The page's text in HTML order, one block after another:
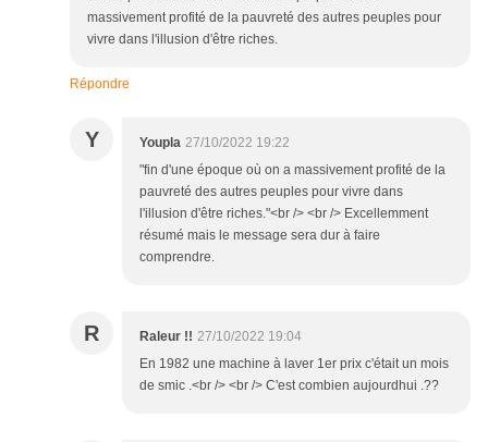
massivement profité de la pauvreté des autres peuples pour
vivre dans l'illusion d'être riches.
Répondre
Y Youpla 27/10/2022 19:22
"fin d'une époque où on a massivement profité de la
pauvreté des autres peuples pour vivre dans
l'illusion d'être riches."<br /> <br /> Excellemment
résumé mais le message sera dur à faire
comprendre.
R Raleur !! 27/10/2022 19:04
En 1982 une machine à laver 1er prix c'était un mois
de smic .<br /> <br /> C'est combien aujourdhui .??